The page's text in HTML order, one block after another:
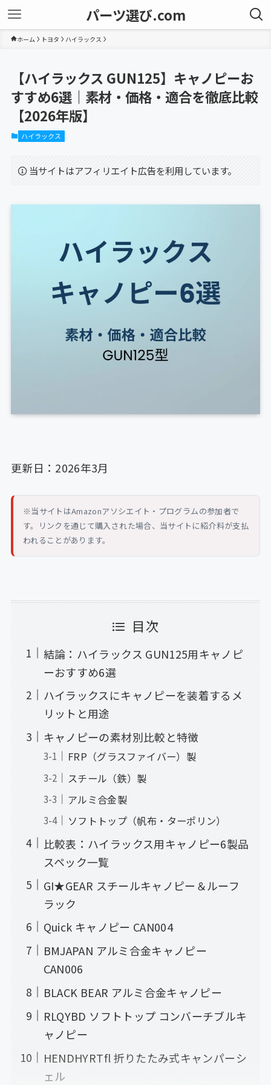
パーツ選び.com
ホーム トヨタ ハイラックス
【ハイラックス GUN125】キャノピーお
すすめ6選｜素材・価格・適合を徹底比較
【2026年版】
ハイラックス
当サイトはアフィリエイト広告を利用しています。
更新日：2026年3月
※当サイトはAmazonアソシエイト・プログラムの参加者で
す。リンクを通じて購入された場合、当サイトに紹介料が支払
われることがあります。
目次
結論：ハイラックス GUN125用キャノピ
ーおすすめ6選
ハイラックスにキャノピーを装着するメ
リットと用途
キャノピーの素材別比較と特徴
FRP（グラスファイバー）製
スチール（鉄）製
アルミ合金製
ソフトトップ（帆布・ターポリン）
比較表：ハイラックス用キャノピー6製品
スペック一覧
GI★GEAR スチールキャノピー＆ルーフ
ラック
Quick キャノピー CAN004
BMJAPAN アルミ合金キャノピー
CAN006
BLACK BEAR アルミ合金キャノピー
RLQYBD ソフトトップ コンバーチブルキ
ャノピー
HENDHYRTfl 折りたたみ式キャンパーシ
ェル